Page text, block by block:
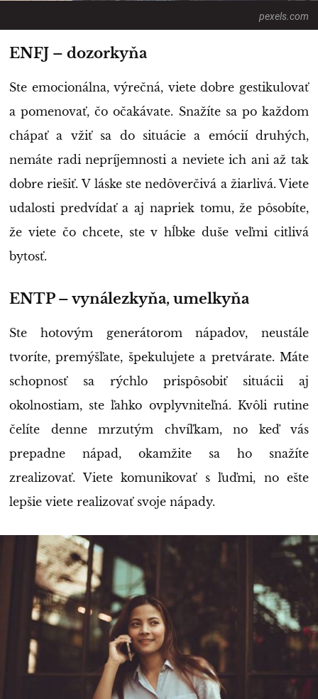
pexels.com
ENFJ – dozorkyňa
Ste emocionálna, výrečná, viete dobre gestikulovať
a pomenovať, čo očakávate. Snažíte sa po každom
chápať a vžiť sa do situácie a emócií druhých,
nemáte radi nepríjemnosti a neviete ich ani až tak
dobre riešiť. V láske ste nedôverčivá a žiarlivá. Viete
udalosti predvídať a aj napriek tomu, že pôsobíte,
že viete čo chcete, ste v hĺbke duše veľmi citlivá
bytosť.
ENTP – vynálezkyňa, umelkyňa
Ste hotovým generátorom nápadov, neustále
tvoríte, premýšľate, špekulujete a pretvárate. Máte
schopnosť sa rýchlo prispôsobiť situácii aj
okolnostiam, ste ľahko ovplyvniteľná. Kvôli rutine
čelíte denne mrzutým chvíľkam, no keď vás
prepadne nápad, okamžite sa ho snažíte
zrealizovať. Viete komunikovať s ľuďmi, no ešte
lepšie viete realizovať svoje nápady.